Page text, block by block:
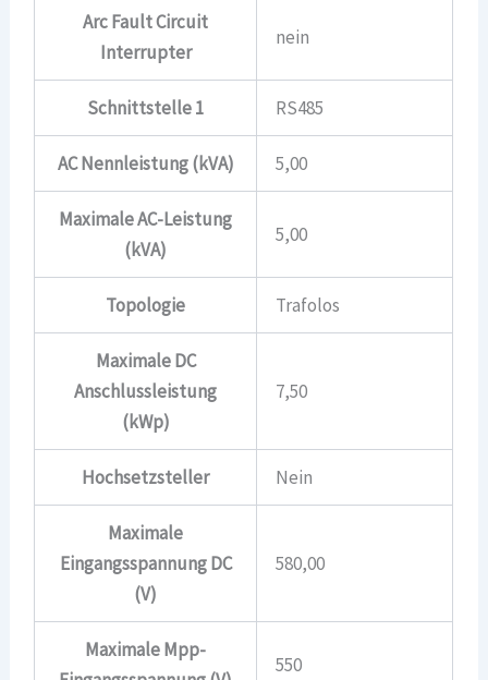
Arc Fault Circuit
Interrupter
nein
Schnittstelle 1 RS485
AC Nennleistung (kVA) 5,00
Maximale AC-Leistung
(kVA)
5,00
Topologie Trafolos
Maximale DC
Anschlussleistung
(kWp)
7,50
Hochsetzsteller Nein
Maximale
Eingangsspannung DC
(V)
580,00
Maximale Mpp-
550